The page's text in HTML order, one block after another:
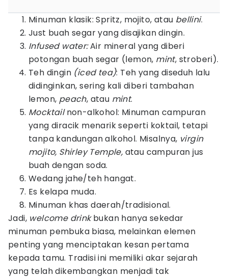
Minuman klasik: Spritz, mojito, atau bellini.
Just buah segar yang disajikan dingin.
Infused water:Air mineral yang diberi
potongan buah segar (lemon, mint, stroberi).
Teh dingin (iced tea): Teh yang diseduh lalu
didinginkan, sering kali diberi tambahan
lemon, peach, atau mint.
Mocktailnon-alkohol: Minuman campuran
yang diracik menarik seperti koktail, tetapi
tanpa kandungan alkohol. Misalnya, virgin
mojito, Shirley Temple, atau campuran jus
buah dengan soda.
Wedang jahe/teh hangat.
Es kelapa muda.
Minuman khas daerah/tradisional.
Jadi, welcome drinkbukan hanya sekedar
minuman pembuka biasa, melainkan elemen
penting yang menciptakan kesan pertama
kepada tamu. Tradisi ini memiliki akar sejarah
yang telah dikembangkan menjadi tak